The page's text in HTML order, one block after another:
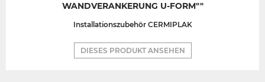
WANDVERANKERUNG U-FORM""
Installationszubehör CERMIPLAK
DIESES PRODUKT ANSEHEN